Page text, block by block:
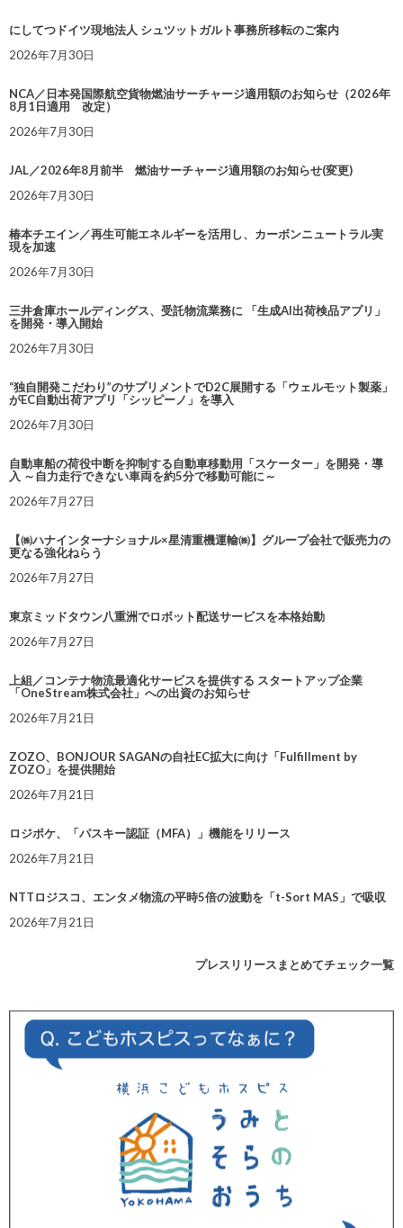
にしてつドイツ現地法人 シュツットガルト事務所移転のご案内
2026年7月30日
NCA／日本発国際航空貨物燃油サーチャージ適用額のお知らせ（2026年
8月1日適用 改定）
2026年7月30日
JAL／2026年8月前半 燃油サーチャージ適用額のお知らせ(変更)
2026年7月30日
椿本チエイン／再生可能エネルギーを活用し、カーボンニュートラル実
現を加速
2026年7月30日
三井倉庫ホールディングス、受託物流業務に 「生成AI出荷検品アプリ」
を開発・導入開始
2026年7月30日
“独自開発こだわり”のサプリメントでD2C展開する「ウェルモット製薬」
がEC自動出荷アプリ「シッピーノ」を導入
2026年7月30日
自動車船の荷役中断を抑制する自動車移動用「スケーター」を開発・導
入 ～自力走行できない車両を約5分で移動可能に～
2026年7月27日
【㈱ハナインターナショナル×星清重機運輸㈱】グループ会社で販売力の
更なる強化ねらう
2026年7月27日
東京ミッドタウン八重洲でロボット配送サービスを本格始動
2026年7月27日
上組／コンテナ物流最適化サービスを提供する スタートアップ企業
「OneStream株式会社」への出資のお知らせ
2026年7月21日
ZOZO、BONJOUR SAGANの自社EC拡大に向け「Fulfillment by
ZOZO」を提供開始
2026年7月21日
ロジポケ、「パスキー認証（MFA）」機能をリリース
2026年7月21日
NTTロジスコ、エンタメ物流の平時5倍の波動を「t-Sort MAS」で吸収
2026年7月21日
プレスリリースまとめてチェック一覧